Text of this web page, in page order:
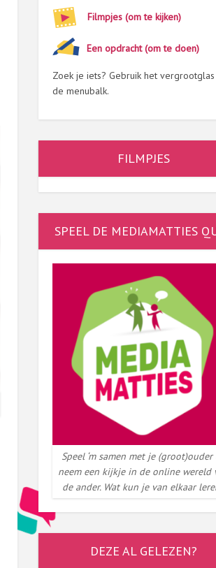
Filmpjes (om te kijken)
Een opdracht (om te doen)
Zoek je iets? Gebruik het vergrootglas
de menubalk.
FILMPJES
SPEEL DE MEDIAMATTIES
Speel ‘m samen met je (groot)ouder
neem een kijkje in de online wereld
de ander. Wat kun je van elkaar
DEZE AL GELEZEN?